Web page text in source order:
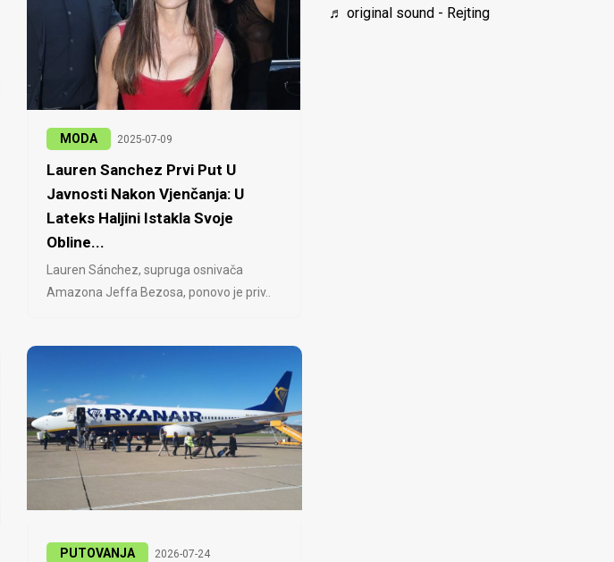
MODA 2025-07-09
Lauren Sanchez Prvi Put U
Javnosti Nakon Vjenčanja: U
Lateks Haljini Istakla Svoje
Obline...
Lauren Sánchez, supruga osnivača
Amazona Jeffa Bezosa, ponovo je priv..
PUTOVANJA 2026-07-24
♬ original sound - Rejting